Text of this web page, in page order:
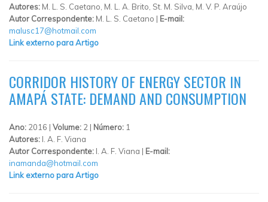
Autores: M. L. S. Caetano, M. L. A. Brito, St. M. Silva, M. V. P. Araújo
Autor Correspondente: M. L. S. Caetano | E-mail:
malusc17@hotmail.com
Link externo para Artigo
CORRIDOR HISTORY OF ENERGY SECTOR IN
AMAPÁ STATE: DEMAND AND CONSUMPTION
Ano: 2016 | Volume: 2 | Número: 1
Autores: I. A. F. Viana
Autor Correspondente: I. A. F. Viana | E-mail:
inamanda@hotmail.com
Link externo para Artigo